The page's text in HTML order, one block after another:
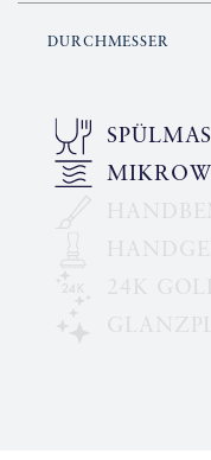
DURCHMESSER